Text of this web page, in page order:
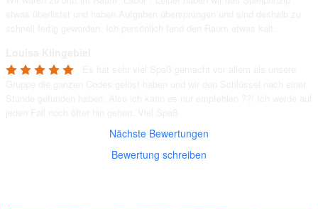
Nächste Bewertungen
Bewertung schreiben